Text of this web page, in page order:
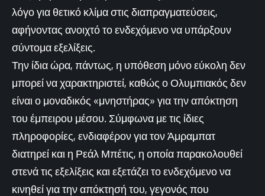
λόγο για θετικό κλίμα στις διαπραγματεύσεις,
αφήνοντας ανοιχτό το ενδεχόμενο να υπάρξουν
σύντομα εξελίξεις.
Την ίδια ώρα, πάντως, η υπόθεση μόνο εύκολη δεν
μπορεί να χαρακτηριστεί, καθώς ο Ολυμπιακός δεν
είναι ο μοναδικός «μνηστήρας» για την απόκτηση
του έμπειρου μέσου. Σύμφωνα με τις ίδιες
πληροφορίες, ενδιαφέρον για τον Άμραμπατ
διατηρεί και η Ρεάλ Μπέτις, η οποία παρακολουθεί
στενά τις εξελίξεις και εξετάζει το ενδεχόμενο να
κινηθεί για την απόκτησή του, γεγονός που